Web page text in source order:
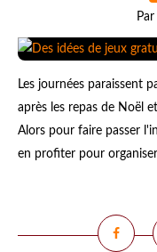
Les journées paraissent
après les repas de Noël
Alors pour faire passer
en profiter pour